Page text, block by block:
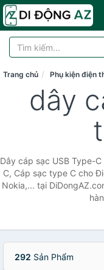
Trang chủ Phụ kiện điện
dây
Dây cáp sạc USB Type-
C, Cáp sạc type C cho
Nokia,... tại
292 Sản Phẩm